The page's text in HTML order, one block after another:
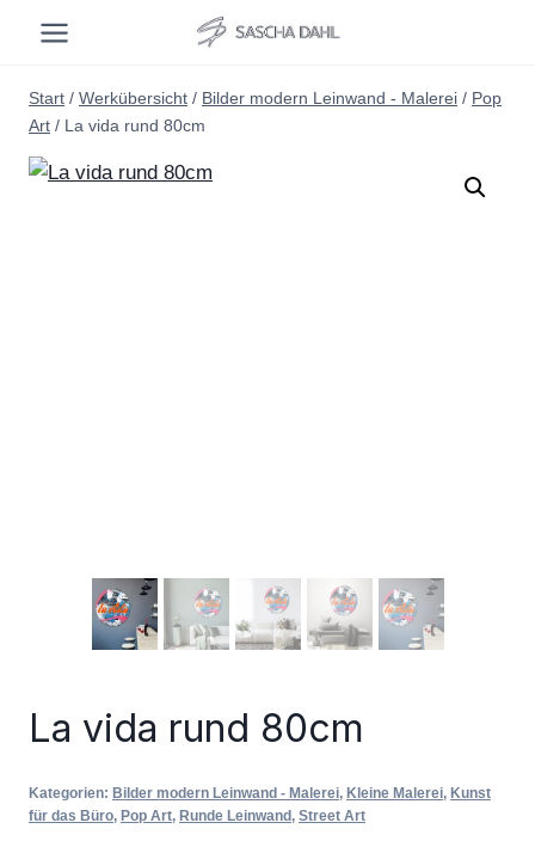
Inhalt
Start / Werkübersicht / Bilder modern Leinwand - Malerei / Pop
Art / La vida rund 80cm
La vida rund 80cm
Kategorien: Bilder modern Leinwand - Malerei, Kleine Malerei, Kunst
für das Büro, Pop Art, Runde Leinwand , Street Art